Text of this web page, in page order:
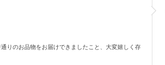
りのお品物をお届けできましたこと、大変嬉しく存